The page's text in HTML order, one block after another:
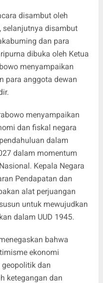
disambut oleh
selanjutnya disambut
dan para
dibuka oleh Ketua
menyampaikan
para anggota dewan
menyampaikan
dan fiskal negara
dalam
dalam momentum
Kepala Negara
Pendapatan dan
alat perjuangan
untuk mewujudkan
dalam UUD 1945.
bahwa
ekonomi
dan
ketegangan dan